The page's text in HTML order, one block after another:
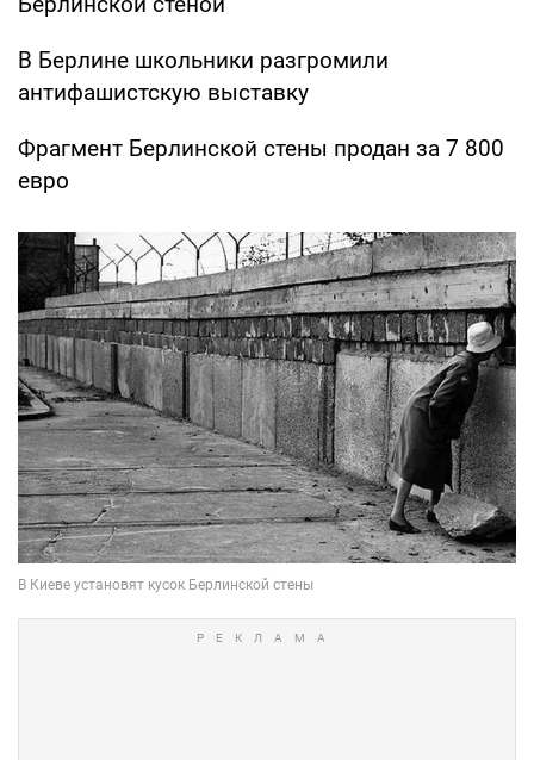
В Берлине школьники разгромили
антифашистскую выставку
Фрагмент Берлинской стены продан за 7 800
евро